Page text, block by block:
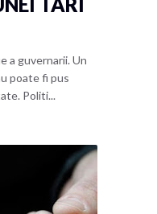
TARI
a guvernarii. Un
poate fi pus
Politi...